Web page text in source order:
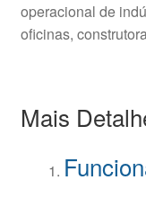
operacional de
oficinas,
Mais